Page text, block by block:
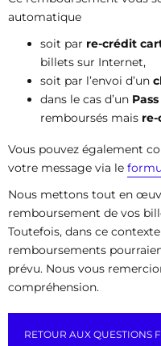
automatique
soit par re-crédit
billets sur Internet,
soit par l’envoi d’un
dans le cas d’un
remboursés mais re-
Vous pouvez également
votre message via le
Nous mettons tout en
remboursement de vos
Toutefois, dans ce
remboursements
prévu. Nous vous
compréhension.
RETOUR AUX QUESTIONS